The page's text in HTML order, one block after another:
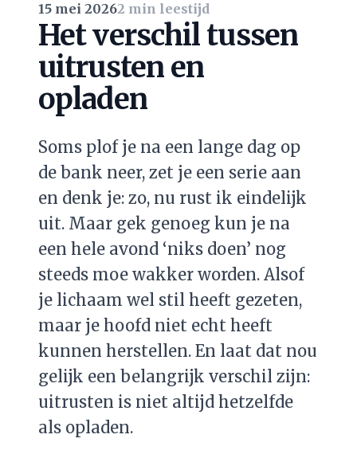
15 mei 20262 min leestijd
Het verschil tussen
uitrusten en
opladen
Soms plof je na een lange dag op
de bank neer, zet je een serie aan
en denk je: zo, nu rust ik eindelijk
uit. Maar gek genoeg kun je na
een hele avond ‘niks doen’ nog
steeds moe wakker worden. Alsof
je lichaam wel stil heeft gezeten,
maar je hoofd niet echt heeft
kunnen herstellen. En laat dat nou
gelijk een belangrijk verschil zijn:
uitrusten is niet altijd hetzelfde
als opladen.